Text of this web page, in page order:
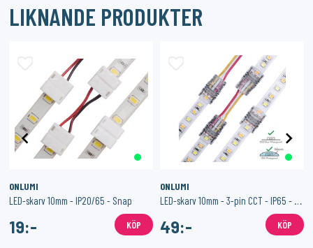
LIKNANDE PRODUKTER
ONLUMI
LED-skarv 10mm - IP20/65 - Snap
19:- KÖP
ONLUMI
LED-skarv 10mm - 3-pin CCT - IP65 - Hippo-M
49:- KÖP